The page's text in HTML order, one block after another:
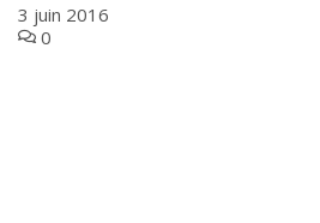
3 juin 2016
0